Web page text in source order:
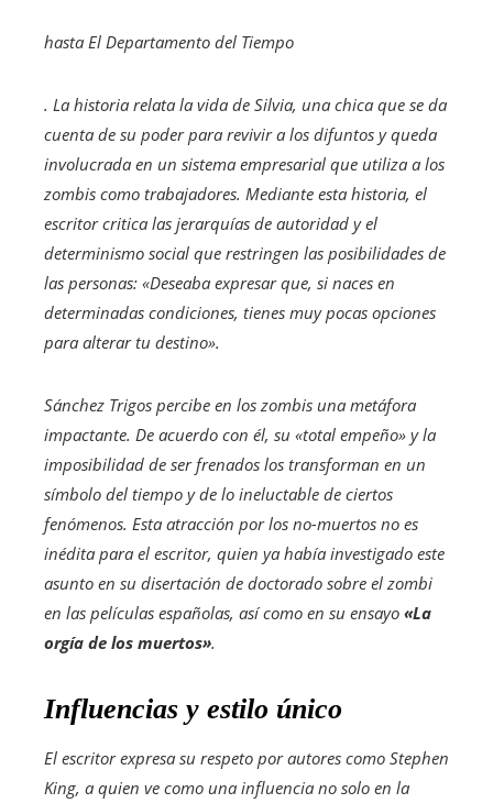
hasta El Departamento del Tiempo
. La historia relata la vida de Silvia, una chica que se da
cuenta de su poder para revivir a los difuntos y queda
involucrada en un sistema empresarial que utiliza a los
zombis como trabajadores. Mediante esta historia, el
escritor critica las jerarquías de autoridad y el
determinismo social que restringen las posibilidades de
las personas: «Deseaba expresar que, si naces en
determinadas condiciones, tienes muy pocas opciones
para alterar tu destino».
Sánchez Trigos percibe en los zombis una metáfora
impactante. De acuerdo con él, su «total empeño» y la
imposibilidad de ser frenados los transforman en un
símbolo del tiempo y de lo ineluctable de ciertos
fenómenos. Esta atracción por los no-muertos no es
inédita para el escritor, quien ya había investigado este
asunto en su disertación de doctorado sobre el zombi
en las películas españolas, así como en su ensayo «La
orgía de los muertos».
Influencias y estilo único
El escritor expresa su respeto por autores como Stephen
King, a quien ve como una influencia no solo en la